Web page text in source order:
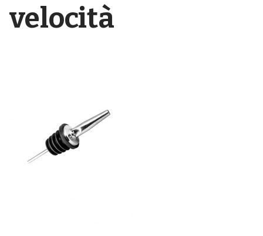
velocità